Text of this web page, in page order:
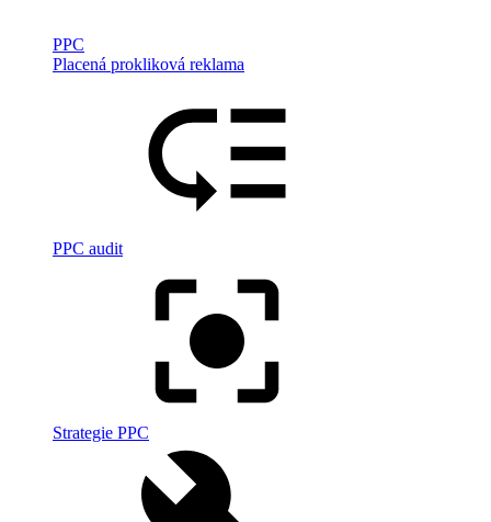
PPC
Placená prokliková reklama
PPC audit
Strategie PPC